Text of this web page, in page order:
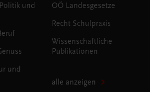
und
und
OÖ Landesgesetze
Recht Schulpraxis
Wissenschaftliche
Publikationen
alle anzeigen